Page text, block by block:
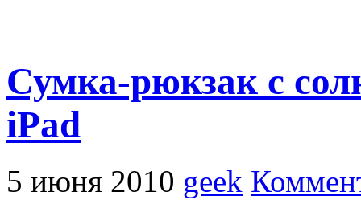
Сумка-рюкзак с
iPad
5 июня 2010 geek